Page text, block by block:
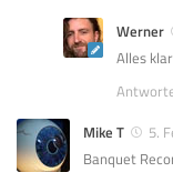
Werner
Alles
Mike T
5.
Banquet